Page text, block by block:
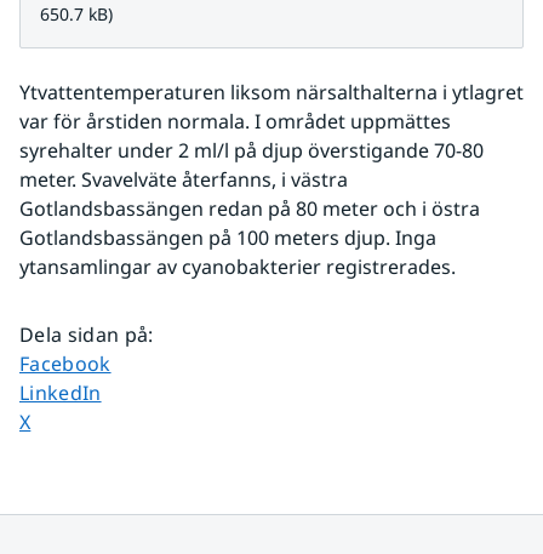
650.7 kB)
Ytvattentemperaturen liksom närsalthalterna i ytlagret
var för årstiden normala. I området uppmättes
syrehalter under 2 ml/l på djup överstigande 70-80
meter. Svavelväte återfanns, i västra
Gotlandsbassängen redan på 80 meter och i östra
Gotlandsbassängen på 100 meters djup. Inga
ytansamlingar av cyanobakterier registrerades.
Dela sidan på:
Dela sidan på
Facebook
Dela sidan på
LinkedIn
Dela sidan på
X